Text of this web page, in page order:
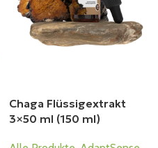
Chaga Flüssigextrakt
3×50 ml (150 ml)